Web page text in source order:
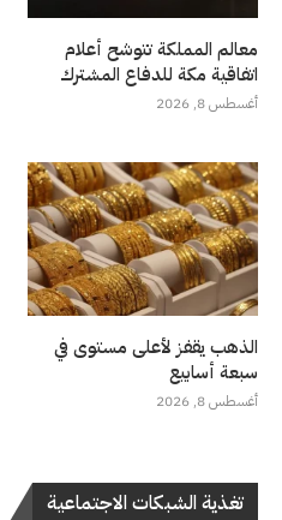
معالم المملكة تتوشح أعلام
اتفاقية مكة للدفاع المشترك
أغسطس 8, 2026
الذهب يقفز لأعلى مستوى في
سبعة أسابيع
أغسطس 8, 2026
تغذية الشبكات الاجتماعية